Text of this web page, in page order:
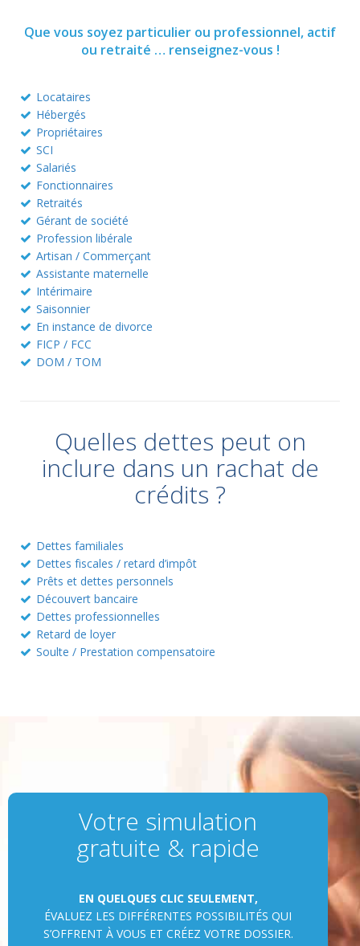
Que vous soyez particulier ou professionnel, actif
ou retraité … renseignez-vous !
Locataires
Hébergés
Propriétaires
SCI
Salariés
Fonctionnaires
Retraités
Gérant de société
Profession libérale
Artisan / Commerçant
Assistante maternelle
Intérimaire
Saisonnier
En instance de divorce
FICP / FCC
DOM / TOM
Quelles dettes peut on
inclure dans un rachat de
crédits ?
Dettes familiales
Dettes fiscales / retard d’impôt
Prêts et dettes personnels
Découvert bancaire
Dettes professionnelles
Retard de loyer
Soulte / Prestation compensatoire
Votre simulation
gratuite & rapide
EN QUELQUES CLIC SEULEMENT,
ÉVALUEZ LES DIFFÉRENTES POSSIBILITÉS QUI
S’OFFRENT À VOUS ET CRÉEZ VOTRE DOSSIER.